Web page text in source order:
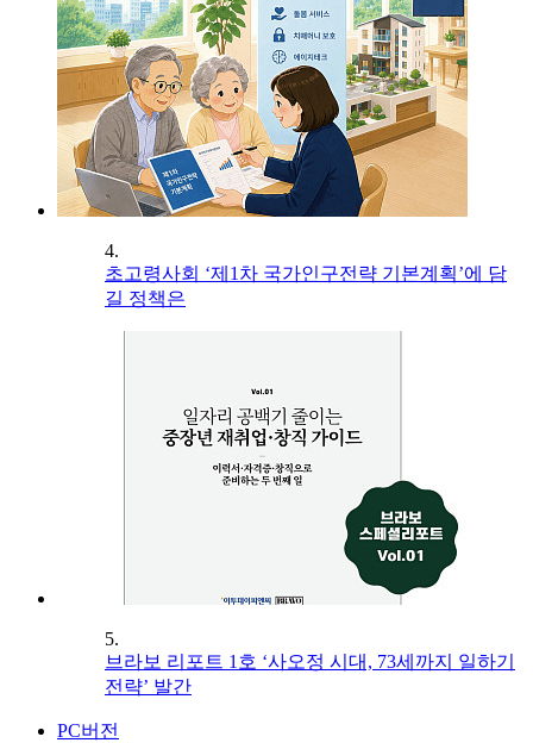
4.
초고령사회 ‘제1차 국가인구전략 기본계획’에 담
길 정책은
5.
브라보 리포트 1호 ‘사오정 시대, 73세까지 일하기
전략’ 발간
PC버전